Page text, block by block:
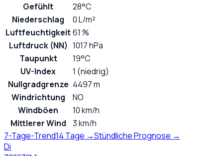
Gefühlt
28°C
Niederschlag
0 L/m²
Luftfeuchtigkeit61 %
Luftdruck (NN) 1017 hPa
Taupunkt
19°C
UV-Index
1 (niedrig)
Nullgradgrenze 4497 m
Windrichtung
NO
Windböen
10 km/h
Mittlerer Wind
3 km/h
7-Tage-Trend14 Tage →Stündliche Prognose →
Di